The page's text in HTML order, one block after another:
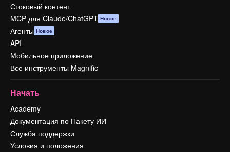
Стоковый контент
MCP для Claude/ChatGPT Новое
Агенты Новое
API
Мобильное приложение
Все инструменты Magnific
Начать
Academy
Документация по Пакету ИИ
Служба поддержки
Условия и положения